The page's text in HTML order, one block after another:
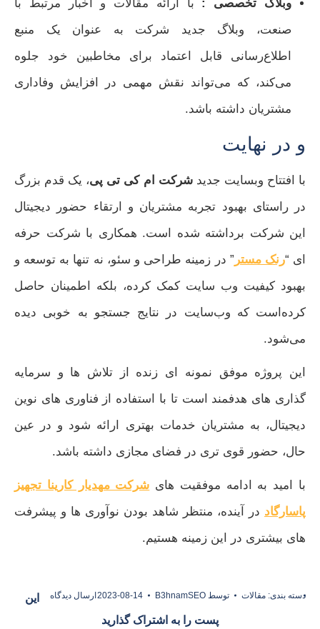
وبلاگ تخصصی : با ارائه مقالات و اخبار مرتبط با
صنعت، وبلاگ جدید شرکت به عنوان یک منبع
اطلاع‌رسانی قابل اعتماد برای مخاطبین خود جلوه
می‌کند، که می‌تواند نقش مهمی در افزایش وفاداری
مشتریان داشته باشد.
و در نهایت
با افتتاح وبسایت جدیدشرکت ام کی تی پی، یک قدم بزرگ
در راستای بهبود تجربه مشتریان و ارتقاء حضور دیجیتال
این شرکت برداشته شده است. همکاری با شرکت حرفه‌
ای “رنک مستر ” در زمینه طراحی و سئو، نه تنها به توسعه و
بهبود کیفیت وب‌ سایت کمک کرده، بلکه اطمینان حاصل
کرده‌است که وب‌سایت در نتایج جستجو به خوبی دیده
می‌شود.
این پروژه موفق نمونه‌ ای زنده از تلاش‌ ها و سرمایه‌
گذاری‌ های هدفمند است تا با استفاده از فناوری‌ های نوین
دیجیتال، به مشتریان خدمات بهتری ارائه شود و در عین
حال، حضور قوی‌ تری در فضای مجازی داشته باشد.
با امید به ادامه موفقیت‌ های شرکت مهدیار کارینا تجهیز
پاسارگاد در آینده، منتظر شاهد بودن نوآوری‌ ها و پیشرفت‌
های بیشتری در این زمینه هستیم.
دسته بندی: مقالات توسط B3hnamSEO
2023-08-14 ارسال دیدگاه
این
پست را به اشتراک گذارید